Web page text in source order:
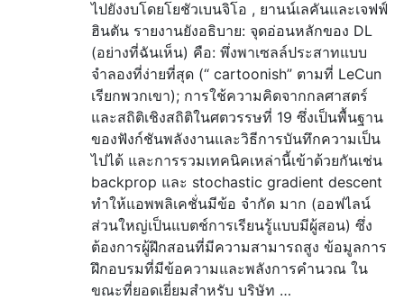
ไปยังงบโดยโยชัวเบนจิโอ , ยานน์เลคันและเจฟฟ์
ฮินตัน รายงานยังอธิบาย: จุดอ่อนหลักของ DL
(อย่างที่ฉันเห็น) คือ: พึ่งพาเซลล์ประสาทแบบ
จำลองที่ง่ายที่สุด (“ cartoonish” ตามที่ LeCun
เรียกพวกเขา); การใช้ความคิดจากกลศาสตร์
และสถิติเชิงสถิติในศตวรรษที่ 19 ซึ่งเป็นพื้นฐาน
ของฟังก์ชันพลังงานและวิธีการบันทึกความเป็น
ไปได้ และการรวมเทคนิคเหล่านี้เข้าด้วยกันเช่น
backprop และ stochastic gradient descent
ทำให้แอพพลิเคชั่นมีข้อ จำกัด มาก (ออฟไลน์
ส่วนใหญ่เป็นแบตช์การเรียนรู้แบบมีผู้สอน) ซึ่ง
ต้องการผู้ฝึกสอนที่มีความสามารถสูง ข้อมูลการ
ฝึกอบรมที่มีข้อความและพลังการคำนวณ ใน
ขณะที่ยอดเยี่ยมสำหรับ บริษัท …